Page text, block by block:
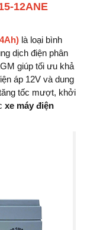
12ANE
là loại bình
dịch điện phân
giúp tối ưu khả
áp 12V và dung
tốc mượt, khởi
xe máy điện